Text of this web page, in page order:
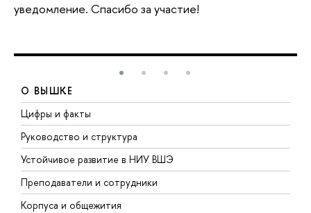
уведомление. Спасибо за участие!
О ВЫШКЕ
Цифры и факты
Руководство и структура
Устойчивое развитие в НИУ ВШЭ
Преподаватели и сотрудники
Корпуса и общежития